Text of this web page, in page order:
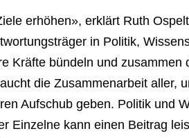
erhöhen», erklärt Ruth
in Politik,
Kräfte bündeln und zusammen
die Zusammenarbeit aller,
Aufschub geben. Politik und
Einzelne kann einen Beitrag